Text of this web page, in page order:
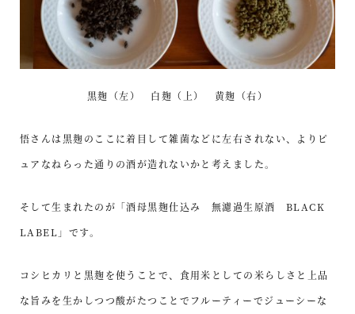
黒麹（左） 白麹（上） 黄麹（右）
悟さんは黒麹のここに着目して雑菌などに左右されない、よりピ
ュアなねらった通りの酒が造れないかと考えました。
そして生まれたのが「酒母黒麹仕込み 無濾過生原酒 BLACK
LABEL」です。
コシヒカリと黒麹を使うことで、食用米としての米らしさと上品
な旨みを生かしつつ酸がたつことでフルーティーでジューシーな